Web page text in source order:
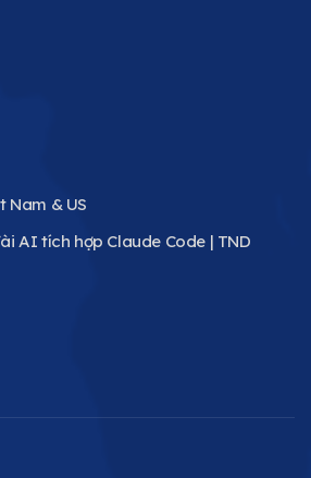
Nam & US
AI tích hợp Claude Code | TND